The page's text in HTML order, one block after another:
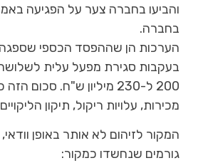
והביעו בחברה צער על הפגיעה
בחברה.
הערכות הן שההפסד הכספי
בעקבות סגירת מפעל עלית לשלושה
200 ל-230 מיליון ש"ח. סכום הזה כולל:
מכירות, עלויות ריקול, תיקון
המקור לזיהום לא אותר באופן
גורמים שנחשדו כמקור: